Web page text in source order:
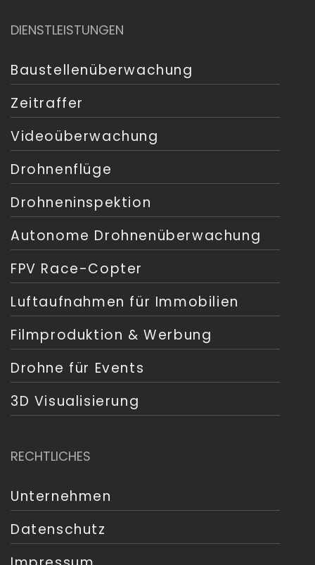
DIENSTLEISTUNGEN
Baustellenüberwachung
Zeitraffer
Videoüberwachung
Drohnenflüge
Drohneninspektion
Autonome Drohnenüberwachung
FPV Race-Copter
Luftaufnahmen für Immobilien
Filmproduktion & Werbung
Drohne für Events
3D Visualisierung
RECHTLICHES
Unternehmen
Datenschutz